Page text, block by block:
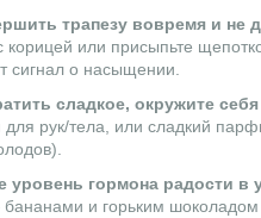
трапезу вовремя и не
корицей или присыпьте
сигнал о насыщении.
сладкое, окружите
для рук/тела, или сладкий
уровень гормона радости
бананами и горьким